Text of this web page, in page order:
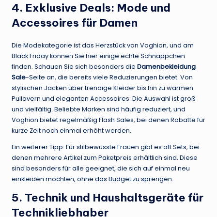
4. Exklusive Deals: Mode und
Accessoires für Damen
Die Modekategorie ist das Herzstück von Voghion, und am
Black Friday können Sie hier einige echte Schnäppchen
finden. Schauen Sie sich besonders die Damenbekleidung
Sale-Seite an, die bereits viele Reduzierungen bietet. Von
stylischen Jacken über trendige Kleider bis hin zu warmen
Pullovern und eleganten Accessoires: Die Auswahl ist groß
und vielfältig. Beliebte Marken sind häufig reduziert, und
Voghion bietet regelmäßig Flash Sales, bei denen Rabatte für
kurze Zeit noch einmal erhöht werden.
Ein weiterer Tipp: Für stilbewusste Frauen gibt es oft Sets, bei
denen mehrere Artikel zum Paketpreis erhältlich sind. Diese
sind besonders für alle geeignet, die sich auf einmal neu
einkleiden möchten, ohne das Budget zu sprengen.
5. Technik und Haushaltsgeräte für
Technikliebhaber